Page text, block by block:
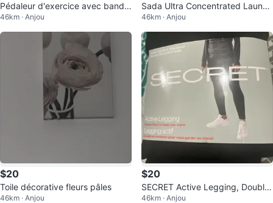
Pédaleur d'exercice avec bande
s de résistance
46km · Anjou
Sada Ultra Concentrated Laundr
y Detergent - 1000 Loads
46km · Anjou
$20
Toile décorative fleurs pâles
46km · Anjou
$20
SECRET Active Legging, Doublé
en molleton
46km · Anjou